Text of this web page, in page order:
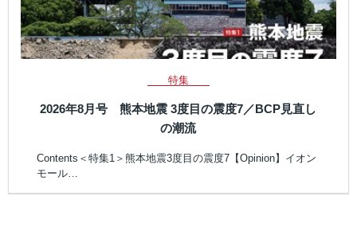
特集
2026年8月号 熊本地震 3度目の震度7／BCP見直し
の潮流
Contents＜特集1＞熊本地震3度目の震度7【Opinion】イオン
モール…